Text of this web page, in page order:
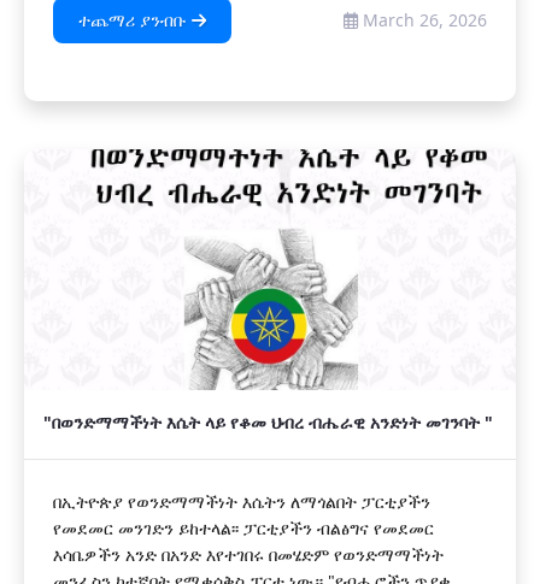
ተጨማሪ ያንብቡ March 26, 2026
"በወንድማማችነት እሴት ላይ የቆመ ህብረ ብሔራዊ አንድነት መገንባት "
በኢትዮጵያ የወንድማማችነት እሴትን ለማጎልበት ፓርቲያችን
የመደመር መንገድን ይከተላል፡፡ ፓርቲያችን ብልፅግና የመደመር
እሳቤዎችን አንድ በአንድ እየተገበሩ በመሄድም የወንድማማችነት